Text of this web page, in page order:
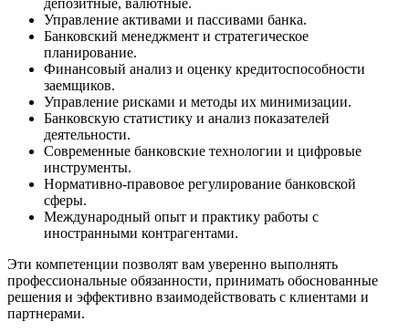
депозитные, валютные.
Управление активами и пассивами банка.
Банковский менеджмент и стратегическое
планирование.
Финансовый анализ и оценку кредитоспособности
заемщиков.
Управление рисками и методы их минимизации.
Банковскую статистику и анализ показателей
деятельности.
Современные банковские технологии и цифровые
инструменты.
Нормативно-правовое регулирование банковской
сферы.
Международный опыт и практику работы с
иностранными контрагентами.
Эти компетенции позволят вам уверенно выполнять
профессиональные обязанности, принимать обоснованные
решения и эффективно взаимодействовать с клиентами и
партнерами.